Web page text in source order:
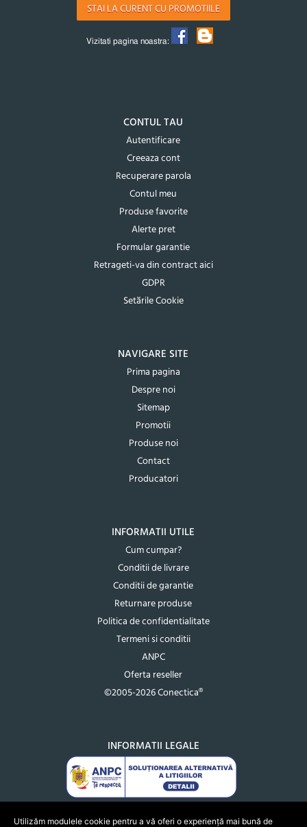
STAI LA CURENT CU PROMOTIILE
Vizitati pagina noastra:
CONTUL TAU
Autentificare
Creeaza cont
Recuperare parola
Contul meu
Produse favorite
Alerte pret
Formular garantie
Retrageti-va din contract aici
GDPR
Setările Cookie
NAVIGARE SITE
Prima pagina
Despre noi
Sitemap
Promotii
Produse noi
Contact
Producatori
INFORMATII UTILE
Cum cumpar?
Conditii de livrare
Conditii de garantie
Returnare produse
Politica de confidentialitate
Termeni si conditii
ANPC
Oferta reseller
©2005-2026 Conectica®
INFORMATII LEGALE
Utilizăm modulele cookie pentru a vă oferi o experiență mai bună de